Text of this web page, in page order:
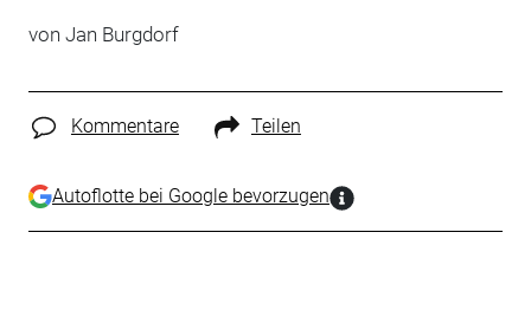
von Jan Burgdorf
Kommentare Teilen
Autoflotte bei Google bevorzugen